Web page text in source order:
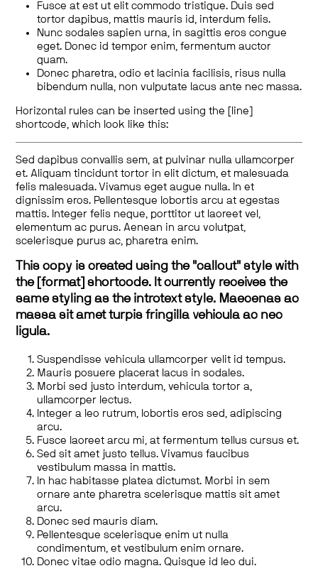
Fusce at est ut elit commodo tristique. Duis sed
tortor dapibus, mattis mauris id, interdum felis.
Nunc sodales sapien urna, in sagittis eros congue
eget. Donec id tempor enim, fermentum auctor
quam.
Donec pharetra, odio et lacinia facilisis, risus nulla
bibendum nulla, non vulputate lacus ante nec massa.
Horizontal rules can be inserted using the [line]
shortcode, which look like this:
Sed dapibus convallis sem, at pulvinar nulla ullamcorper
et. Aliquam tincidunt tortor in elit dictum, et malesuada
felis malesuada. Vivamus eget augue nulla. In et
dignissim eros. Pellentesque lobortis arcu at egestas
mattis. Integer felis neque, porttitor ut laoreet vel,
elementum ac purus. Aenean in arcu volutpat,
scelerisque purus ac, pharetra enim.
This copy is created using the "callout" style with
the [format] shortcode. It currently receives the
same styling as the introtext style. Maecenas ac
massa sit amet turpis fringilla vehicula ac nec
ligula.
Suspendisse vehicula ullamcorper velit id tempus.
Mauris posuere placerat lacus in sodales.
Morbi sed justo interdum, vehicula tortor a,
ullamcorper lectus.
Integer a leo rutrum, lobortis eros sed, adipiscing
arcu.
Fusce laoreet arcu mi, at fermentum tellus cursus et.
Sed sit amet justo tellus. Vivamus faucibus
vestibulum massa in mattis.
In hac habitasse platea dictumst. Morbi in sem
ornare ante pharetra scelerisque mattis sit amet
arcu.
Donec sed mauris diam.
Pellentesque scelerisque enim ut nulla
condimentum, et vestibulum enim ornare.
Donec vitae odio magna. Quisque id leo dui.